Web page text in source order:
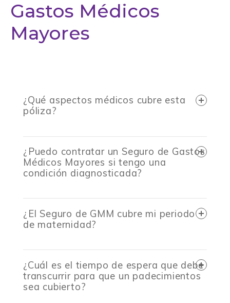
Gastos Médicos
Mayores
¿Qué aspectos médicos cubre esta
póliza?
¿Puedo contratar un Seguro de Gastos
Médicos Mayores si tengo una
condición diagnosticada?
¿El Seguro de GMM cubre mi periodo
de maternidad?
¿Cuál es el tiempo de espera que debe
transcurrir para que un padecimientos
sea cubierto?